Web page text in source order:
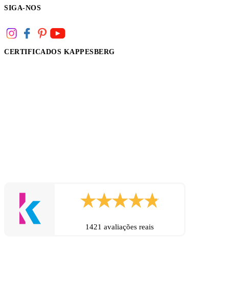
SIGA-NOS
CERTIFICADOS KAPPESBERG
1421 avaliações reais